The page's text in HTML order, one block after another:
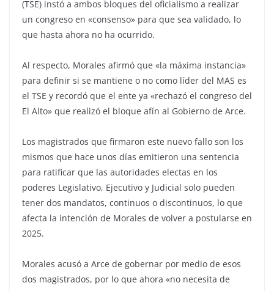
(TSE) instó a ambos bloques del oficialismo a realizar
un congreso en «consenso» para que sea validado, lo
que hasta ahora no ha ocurrido.
Al respecto, Morales afirmó que «la máxima instancia»
para definir si se mantiene o no como líder del MAS es
el TSE y recordó que el ente ya «rechazó el congreso del
El Alto» que realizó el bloque afín al Gobierno de Arce.
Los magistrados que firmaron este nuevo fallo son los
mismos que hace unos días emitieron una sentencia
para ratificar que las autoridades electas en los
poderes Legislativo, Ejecutivo y Judicial solo pueden
tener dos mandatos, continuos o discontinuos, lo que
afecta la intención de Morales de volver a postularse en
2025.
Morales acusó a Arce de gobernar por medio de esos
dos magistrados, por lo que ahora «no necesita de